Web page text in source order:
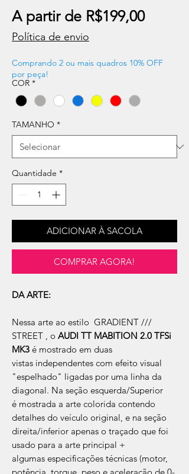
A partir de R$199,00Preço
Política de envio
Comprando 2 ou mais quadros 10% OFF
por peça!
COR *
TAMANHO *
Quantidade *
ADICIONAR À SACOLA
COMPRAR AGORA!
DA ARTE:
Nessa arte ao estilo GRADIENT ///
STREET , o AUDI TT MABITION 2.0 TFSi
MK3 é mostrado em duas
vistas independentes com efeito visual
"espelhado" ligadas por uma linha da
diagonal. Na seção esquerda/Superior
é mostrada a arte colorida contendo
detalhes do veículo original, e na seção
direita/inferior apenas o traçado que foi
usado para a arte principal +
algumas especificações técnicas (motor,